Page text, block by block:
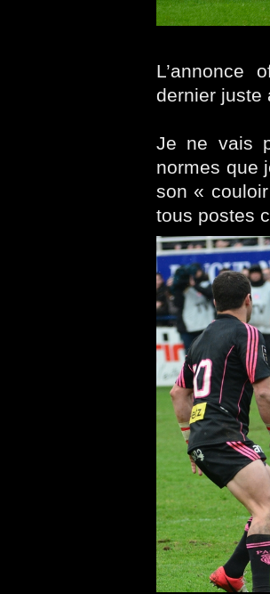
L’annonce
dernier juste
Je ne vais
normes que
son «
tous postes